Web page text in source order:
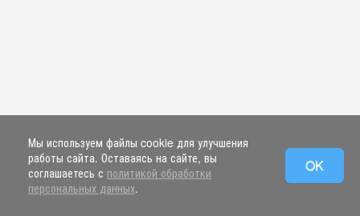
Мы используем файлы cookie для улучшения
работы сайта. Оставаясь на сайте, вы
соглашаетесь с политикой обработки
персональных данных.
OK